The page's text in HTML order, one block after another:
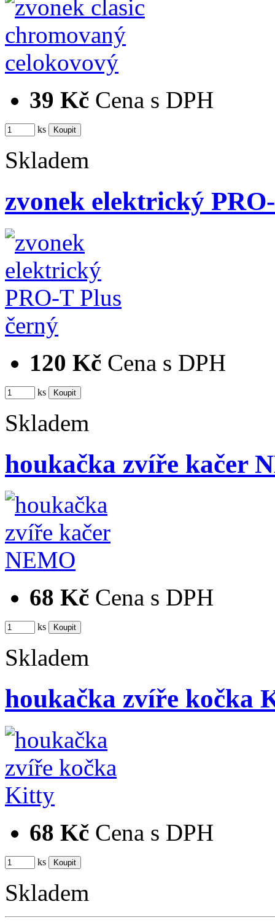
39 Kč Cena s DPH
ks
Skladem
zvonek elektrický
120 Kč Cena s DPH
ks
Skladem
houkačka zvíře kačer
68 Kč Cena s DPH
ks
Skladem
houkačka zvíře kočka
68 Kč Cena s DPH
ks
Skladem